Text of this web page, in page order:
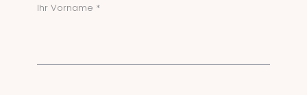
Ihr Vorname *